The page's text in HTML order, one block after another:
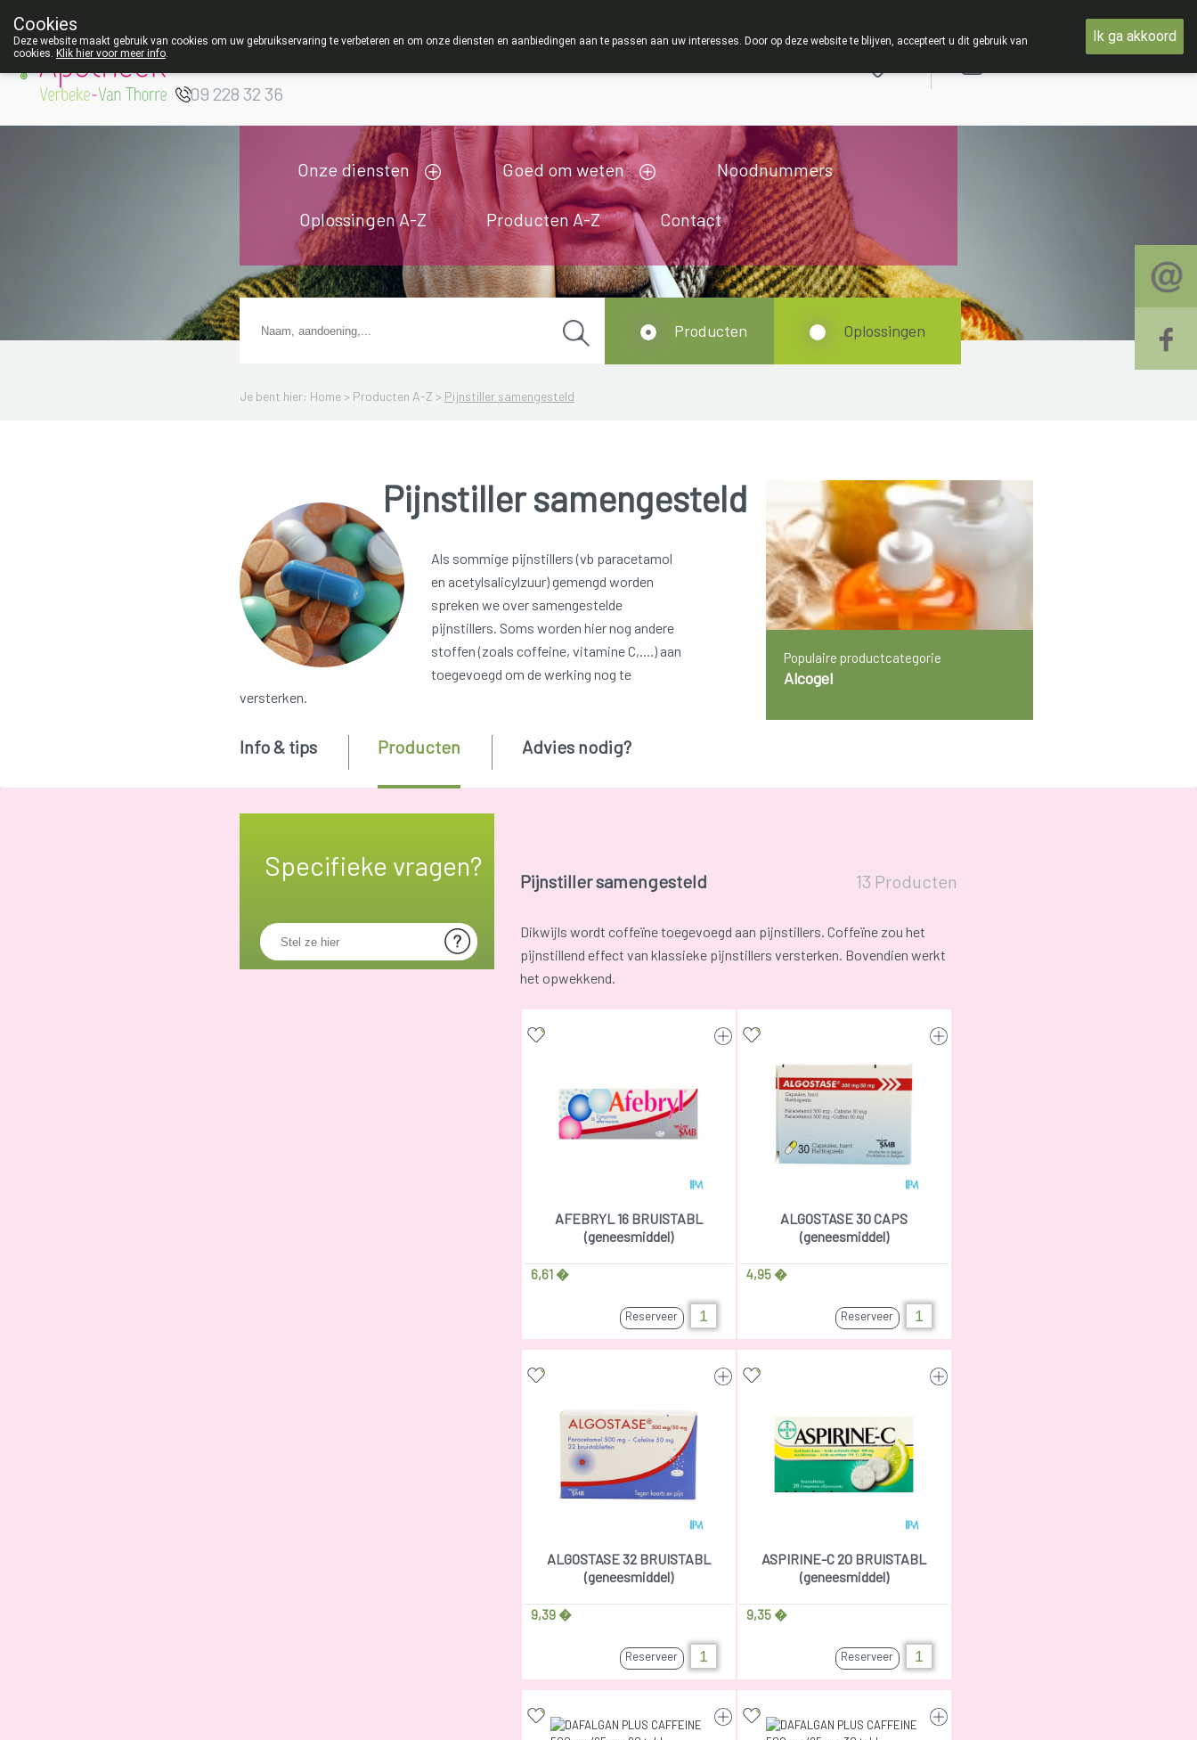
Apotheek Verbeke
09 228 32 36
Onze diensten Goed om weten Noodnummers
Oplossingen A-Z Producten A-Z Contact
Je bent hier: Home > Producten A-Z > Pijnstiller samengesteld
Producten Oplossingen
Populaire productcategorie
Alcogel
Pijnstiller samengesteld
Als sommige pijnstillers (vb paracetamol
en acetylsalicylzuur) gemengd worden
spreken we over samengestelde
pijnstillers. Soms worden hier nog andere
stoffen (zoals coffeine, vitamine C,....) aan
toegevoegd om de werking nog te
versterken.
Specifieke vragen?
Info & tips Producten Advies nodig?
Pijnstiller samengesteld 13 Producten
Dikwijls wordt coffeïne toegevoegd aan pijnstillers. Coffeïne zou het
pijnstillend effect van klassieke pijnstillers versterken. Bovendien werkt
het opwekkend.
AFEBRYL 16 BRUISTABL
(geneesmiddel)
6,61 �
Reserveer
ALGOSTASE 30 CAPS
(geneesmiddel)
4,95 �
Reserveer
ALGOSTASE 32 BRUISTABL
(geneesmiddel)
9,39 �
Reserveer
ASPIRINE-C 20 BRUISTABL
(geneesmiddel)
9,35 �
Reserveer
Cookies
Deze website maakt gebruik van cookies om uw gebruikservaring te verbeteren en om onze diensten en aanbiedingen aan te passen aan uw interesses. Door op deze website te blijven, accepteert u dit gebruik van
cookies. Klik hier voor meer info.
Ik ga akkoord